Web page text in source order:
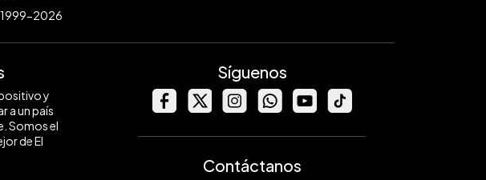
1999-2026
y
a un país
Somos el
de El
Síguenos
Contáctanos